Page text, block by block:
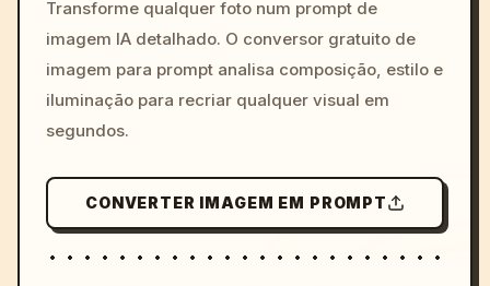
colors, 8k --v 6.0
Transforme qualquer foto num prompt de
imagem IA detalhado. O conversor gratuito de
imagem para prompt analisa composição, estilo e
iluminação para recriar qualquer visual em
segundos.
CONVERTER IMAGEM EM PROMPT